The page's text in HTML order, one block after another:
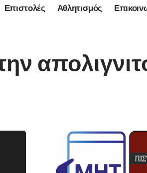
Επιστολές Αθλητισμός